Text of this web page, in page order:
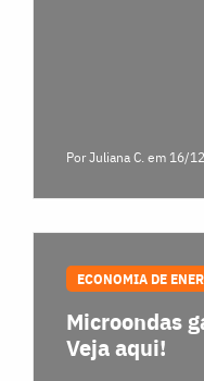
Por Juliana C. em 16/
ECONOMIA DE
Microondas
Veja aqui!